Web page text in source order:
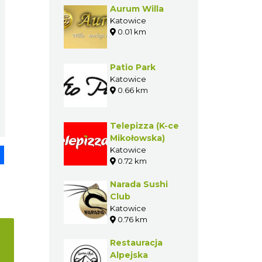
GASTRONOMIA W
Aurum Willa
Katowice
Patio Park
Katowice
0.66 km
Telepizza (K-ce
Mikołowska)
Katowice
Narada Sushi